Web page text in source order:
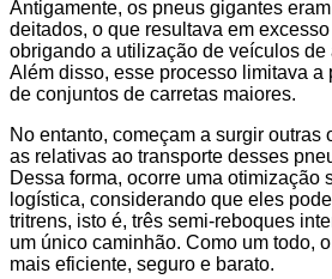
Antigamente, os pneus gigantes
deitados, o que resultava em
obrigando a utilização de veículos de
Além disso, esse processo limitava
de conjuntos de carretas maiores.
No entanto, começam a surgir outras
as relativas ao transporte desses
Dessa forma, ocorre uma otimização
logística, considerando que eles
tritrens, isto é, três semi-reboques
um único caminhão. Como um todo,
mais eficiente, seguro e barato.